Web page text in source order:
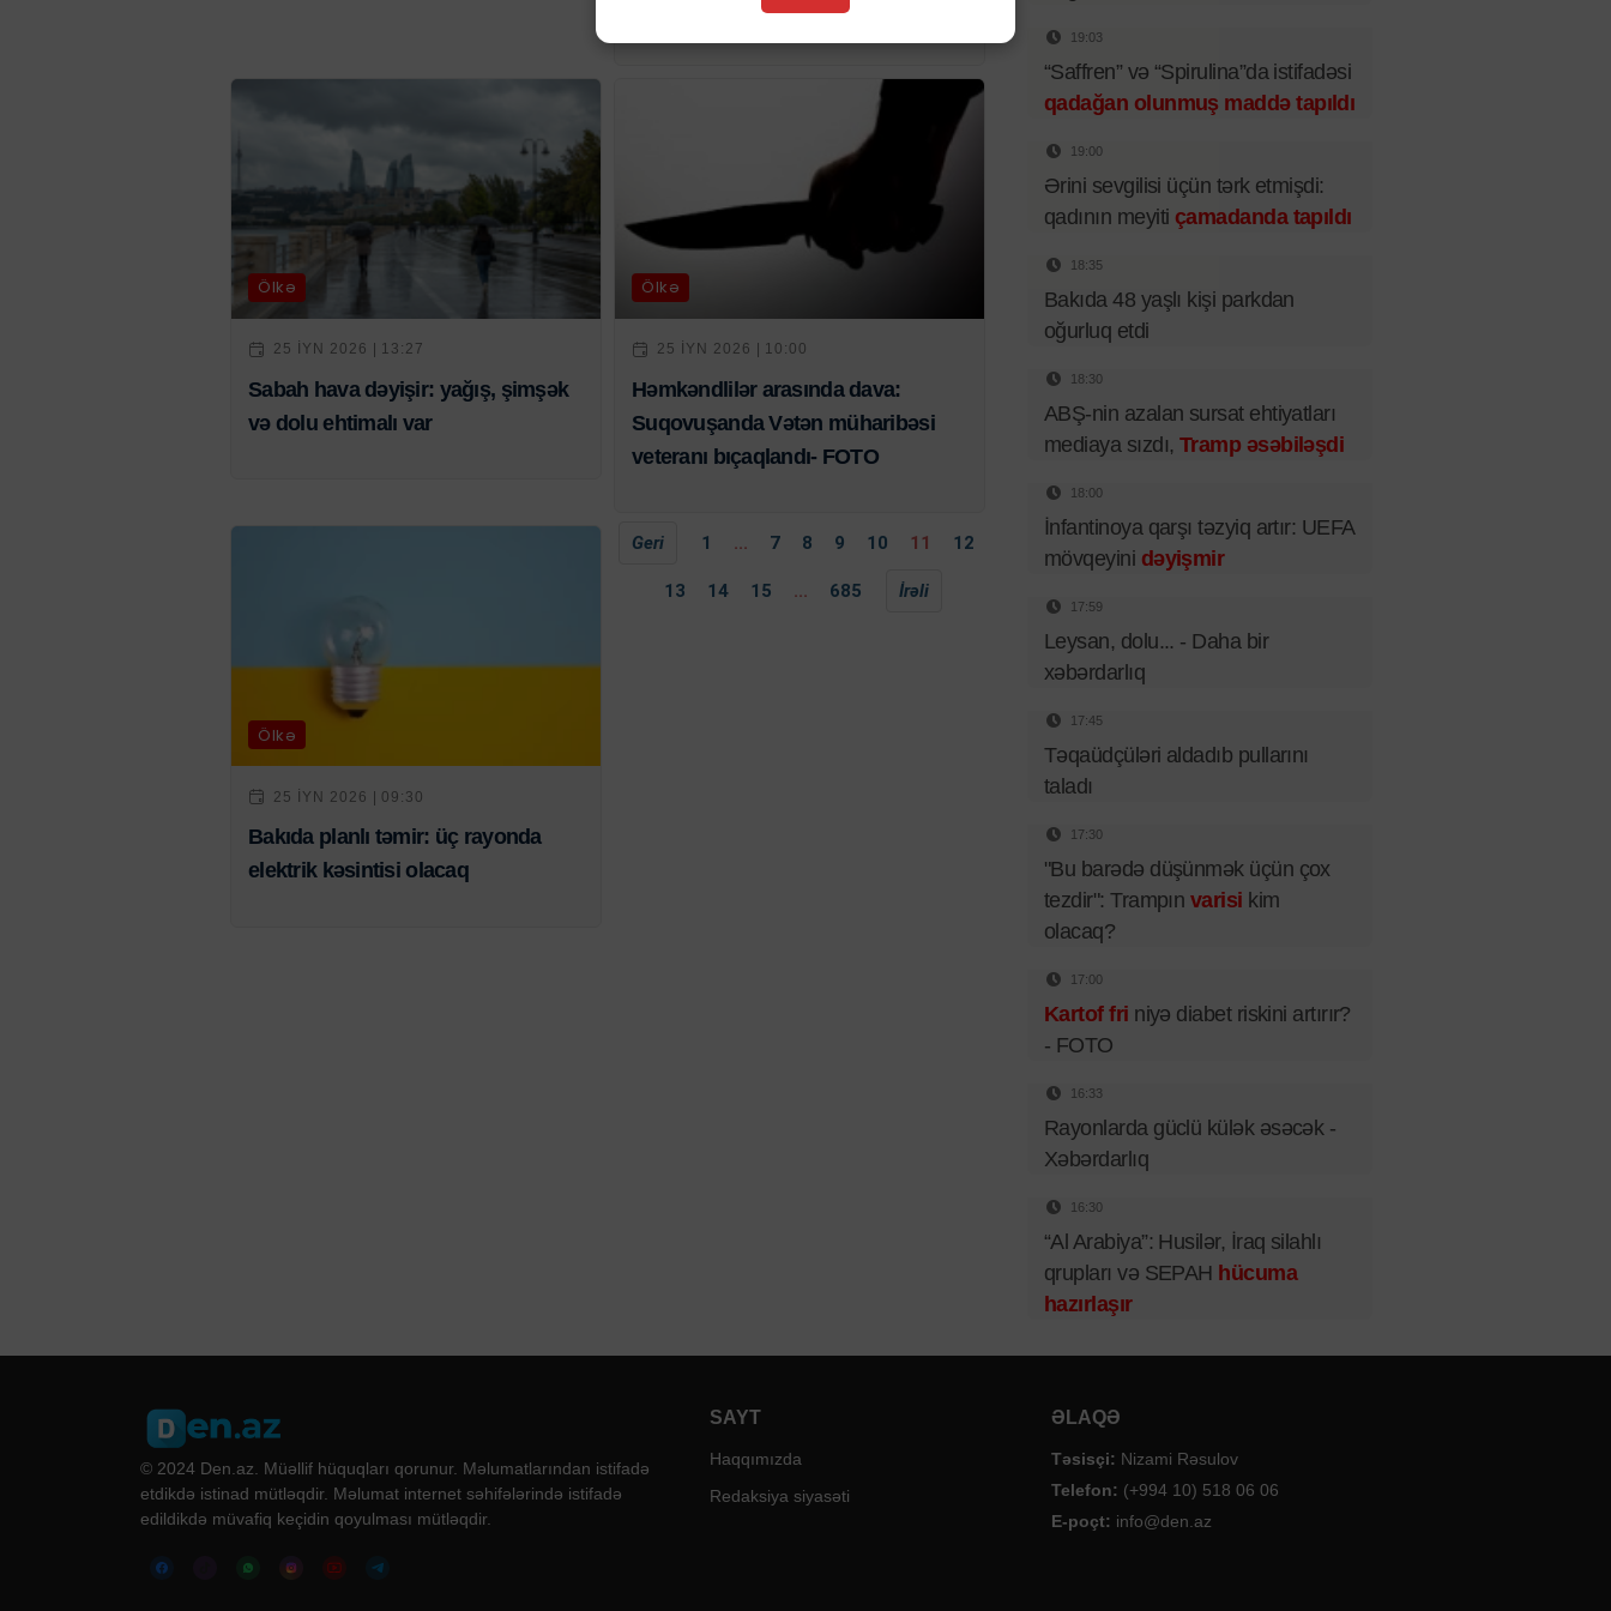
Ölkə
25 IYN 2026 | 13:27
Sabah hava dəyişir: yağış, şimşək
və dolu ehtimalı var
Ölkə
25 IYN 2026 | 10:00
Həmkəndlilər arasında dava:
Suqovuşanda Vətən müharibəsi
veteranı bıçaqlandı- FOTO
Ölkə
25 IYN 2026 | 09:30
Bakıda planlı təmir: üç rayonda
elektrik kəsintisi olacaq
Geri 1 ... 7 8 9 10 11 12
13 14 15 ... 685 İrəli
19:03
“Saffren” və “Spirulina”da istifadəsi
qadağan olunmuş maddə tapıldı
19:00
Ərini sevgilisi üçün tərk etmişdi:
qadının meyiti çamadanda tapıldı
18:35
Bakıda 48 yaşlı kişi parkdan
oğurluq etdi
18:30
ABŞ-nin azalan sursat ehtiyatları
mediaya sızdı, Tramp əsəbiləşdi
18:00
İnfantinoya qarşı təzyiq artır: UEFA
mövqeyini dəyişmir
17:59
Leysan, dolu... - Daha bir
xəbərdarlıq
17:45
Təqaüdçüləri aldadıb pullarını
taladı
17:30
"Bu barədə düşünmək üçün çox
tezdir": Trampın varisi kim
olacaq?
17:00
Kartof fri niyə diabet riskini artırır?
- FOTO
16:33
Rayonlarda güclü külək əsəcək -
Xəbərdarlıq
16:30
“Al Arabiya”: Husilər, İraq silahlı
qrupları və SEPAH hücuma
hazırlaşır
© 2024 Den.az. Müəllif hüquqları qorunur. Məlumatlarından istifadə
etdikdə istinad mütləqdir. Məlumat internet səhifələrində istifadə
edildikdə müvafiq keçidin qoyulması mütləqdir.
SAYT
Haqqımızda
Redaksiya siyasəti
ƏLAQƏ
Təsisçi: Nizami Rəsulov
Telefon: (+994 10) 518 06 06
E-poçt: info@den.az